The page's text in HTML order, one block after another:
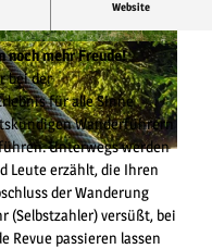
Tourismus, Paul Masukowitz |
CC-BY-SA
Website
noch mehr Freude!
bei der
für alle Sinne
Wanderführern
Unterwegs werden
Leute erzählt, die Ihren
der Wanderung
versüßt, bei
Revue passieren lassen